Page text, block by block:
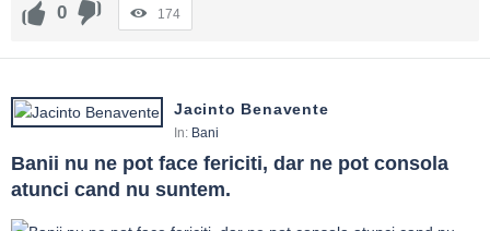
0 174
Jacinto Benavente
In: Bani
Banii nu ne pot face fericiti, dar ne pot consola
atunci cand nu suntem.